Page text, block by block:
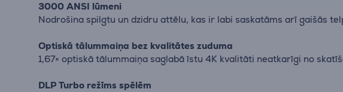
3000 ANSI lūmeni
Nodrošina spilgtu un dzidru attēlu, kas ir labi saskatāms arī gaišās
Optiskā tālummaiņa bez kvalitātes zuduma
1,67× optiskā tālummaiņa saglabā īstu 4K kvalitāti neatkarīgi no
DLP Turbo režīms spēlēm